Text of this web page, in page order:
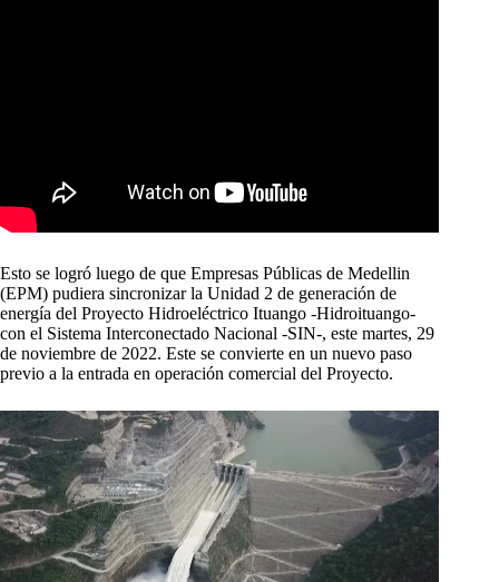
Esto se logró luego de que Empresas Públicas de Medellin
(EPM) pudiera sincronizar la Unidad 2 de generación de
energía del Proyecto Hidroeléctrico Ituango -Hidroituango-
con el Sistema Interconectado Nacional -SIN-, este martes, 29
de noviembre de 2022. Este se convierte en un nuevo paso
previo a la entrada en operación comercial del Proyecto.